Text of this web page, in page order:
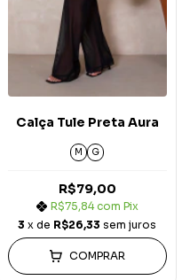
Calça Tule Preta Aura
M G
R$79,00
R$75,84com Pix
3 x de R$26,33 sem juros
COMPRAR